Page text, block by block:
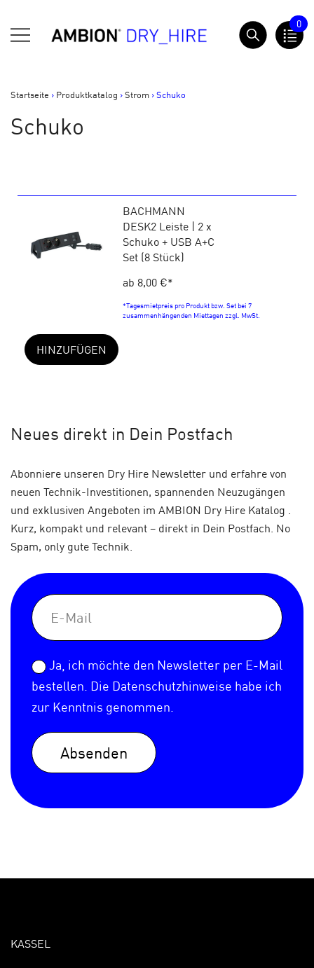
zum
Inhalt
AMBION Dry Hire
0
Startseite > Produktkatalog >Strom >Schuko
Schuko
BACHMANN
DESK2 Leiste | 2 x
Schuko + USB A+C
Set (8 Stück)
ab 8,00 €*
*Tagesmietpreis pro Produkt bzw. Set bei 7
zusammenhängenden Miettagen zzgl. MwSt.
HINZUFÜGEN
Neues direkt in Dein Postfach
Abonniere unseren Dry Hire Newsletter und erfahre von
neuen Technik-Investitionen, spannenden Neuzugängen
und exklusiven Angeboten im AMBION Dry Hire Katalog .
Kurz, kompakt und relevant – direkt in Dein Postfach. No
Spam, only gute Technik.
Ja, ich möchte den Newsletter per E-Mail
bestellen. Die Datenschutzhinweise habe ich
zur Kenntnis genommen.
Absenden
KASSEL